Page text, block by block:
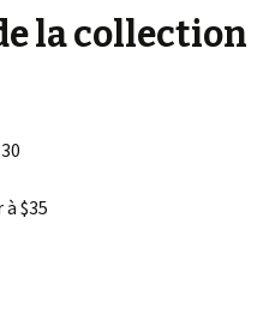
la collection
$35